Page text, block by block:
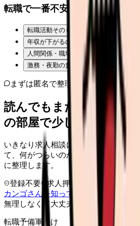
転職で一番不安なことは？
転職活動そのものが不安
年収が下がるのが怖い
人間関係・職場の雰囲気
激務・夜勤の負担
まずは匿名で整理
読んでもまだ苦しいな
の部屋で少し話してみま
いきなり求人相談には進みません。今
て、何がつらいのか、辞めるべきか、
に整理します。
登録不要 求人押し売りなし
病院
カンゴさんを知ってから相談する
無理しなくて大丈夫
転職予備軍向け